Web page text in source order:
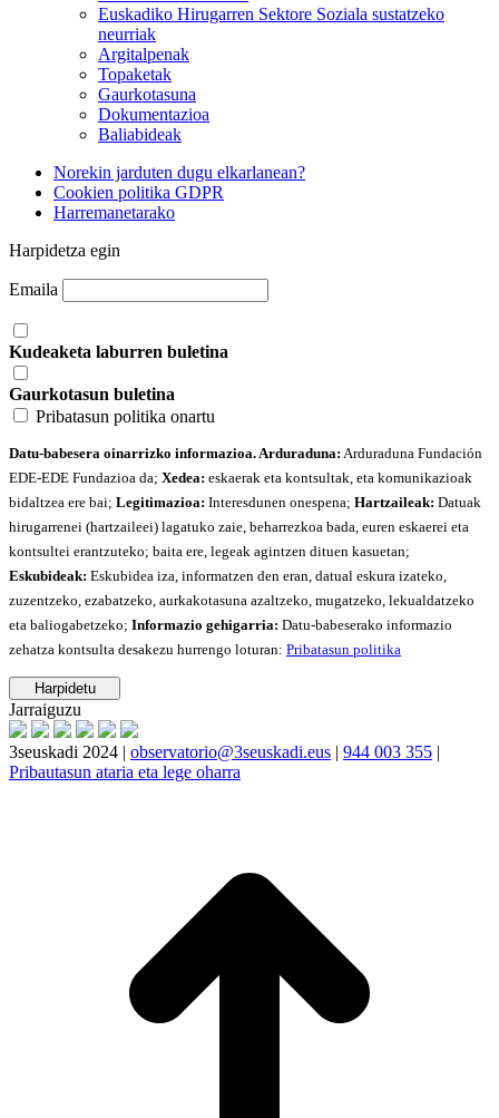
Euskadiko Hirugarren Sektore Soziala sustatzeko
neurriak
Argitalpenak
Topaketak
Gaurkotasuna
Dokumentazioa
Baliabideak
Norekin jarduten dugu elkarlanean?
Cookien politika GDPR
Harremanetarako
Harpidetza egin
Emaila
Kudeaketa laburren buletina
Gaurkotasun buletina
Pribatasun politika onartu
Datu-babesera oinarrizko informazioa. Arduraduna: Arduraduna Fundación
EDE-EDE Fundazioa da; Xedea: eskaerak eta kontsultak, eta komunikazioak
bidaltzea ere bai; Legitimazioa: Interesdunen onespena; Hartzaileak: Datuak
hirugarrenei (hartzaileei) lagatuko zaie, beharrezkoa bada, euren eskaerei eta
kontsultei erantzuteko; baita ere, legeak agintzen dituen kasuetan;
Eskubideak: Eskubidea iza, informatzen den eran, datual eskura izateko,
zuzentzeko, ezabatzeko, aurkakotasuna azaltzeko, mugatzeko, lekualdatzeko
eta baliogabetzeko; Informazio gehigarria: Datu-babeserako informazio
zehatza kontsulta desakezu hurrengo loturan: Pribatasun politika
Jarraiguzu
3seuskadi 2024 | observatorio@3seuskadi.eus | 944 003 355 |
Pribautasun ataria eta lege oharra